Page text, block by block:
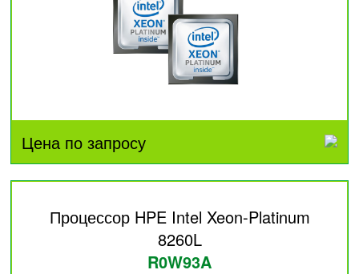
Цена по запросу
Процессор HPE Intel Xeon-Platinum
8260L
R0W93A